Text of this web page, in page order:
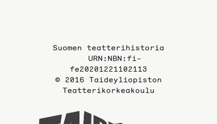
Suomen teatterihistoria
URN:NBN:fi-
fe20201221102113
© 2016 Taideyliopiston
Teatterikorkeakoulu